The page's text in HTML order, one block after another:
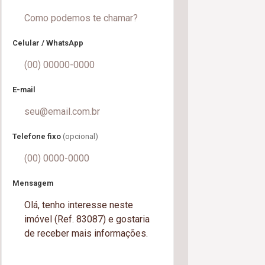
Celular / WhatsApp
E-mail
Telefone fixo (opcional)
Mensagem